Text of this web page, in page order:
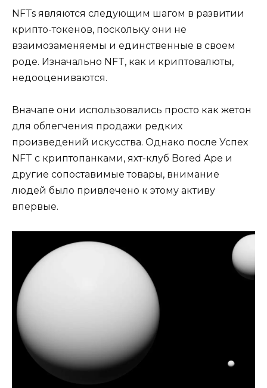
NFTs являются следующим шагом в развитии
крипто-токенов, поскольку они не
взаимозаменяемы и единственные в своем
роде. Изначально NFT, как и криптовалюты,
недооцениваются.
Вначале они использовались просто как жетон
для облегчения продажи редких
произведений искусства. Однако после Успех
NFT с криптопанками, яхт-клуб Bored Ape и
другие сопоставимые товары, внимание
людей было привлечено к этому активу
впервые.